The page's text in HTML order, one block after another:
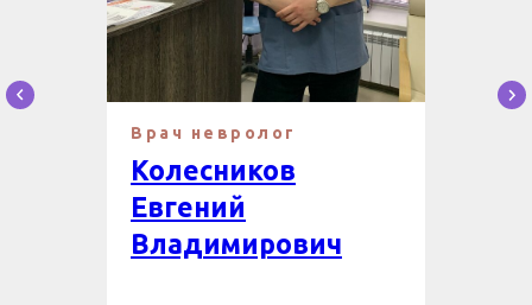
Врач невролог
Колесников
Евгений
Владимирович